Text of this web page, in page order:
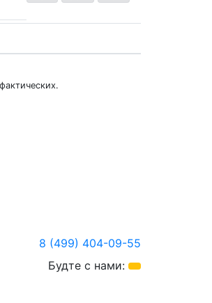
8 (499) 404-09-55
Будте с нами: